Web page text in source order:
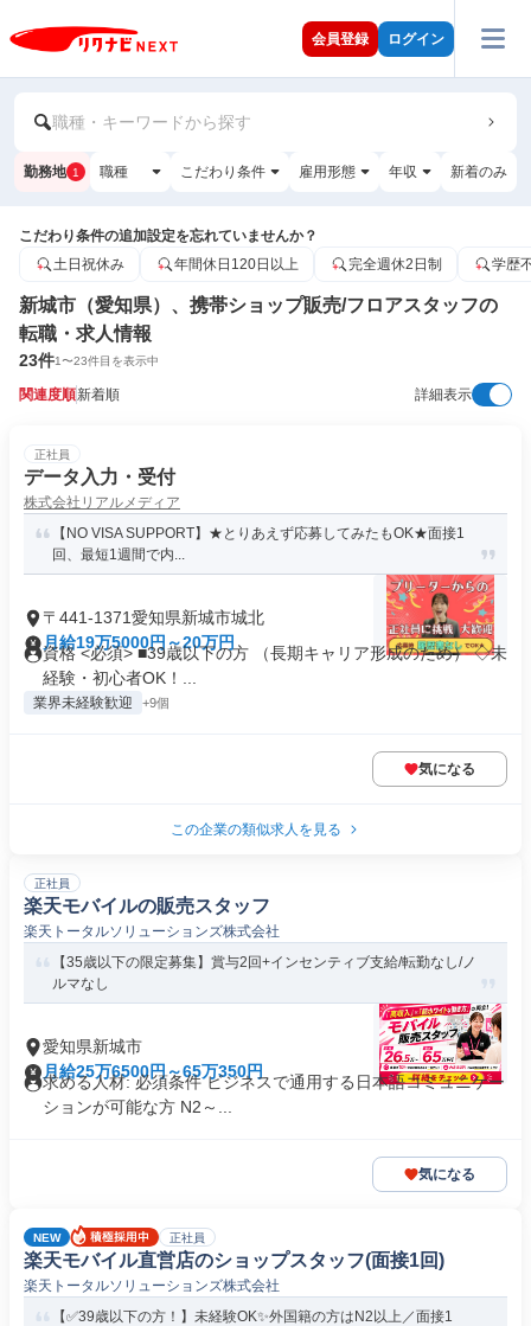
会員登録 ログイン
職種・キーワードから探す
勤務地 1 職種 こだわり条件 雇用形態 年収 新着のみ
こだわり条件の追加設定を忘れていませんか？
土日祝休み
年間休日120日以上 完全週休2日制 学歴
新城市（愛知県）、携帯ショップ販売/フロアスタッフの
転職・求人情報
23件1〜23件目を表示中
関連度順新着順 詳細表示
正社員
データ入力・受付
株式会社リアルメディア
【NO VISA SUPPORT】★とりあえず応募してみたもOK★面接1
回、最短1週間で内...
〒441-1371愛知県新城市城北
月給19万5000円～20万円
資格 <必須> ■39歳以下の方 （長期キャリア形成のため） ◇未
経験・初心者OK！...
業界未経験歓迎 +9個
気になる
この企業の類似求人を見る
正社員
楽天モバイルの販売スタッフ
楽天トータルソリューションズ株式会社
【35歳以下の限定募集】賞与2回+インセンティブ支給/転勤なし/ノ
ルマなし
愛知県新城市
月給25万6500円～65万350円
求める人材: 必須条件 ビジネスで通用する日本語コミュニケー
ションが可能な方 N2～...
気になる
NEW 正社員
楽天モバイル直営店のショップスタッフ(面接1回)
楽天トータルソリューションズ株式会社
【✅39歳以下の方！】未経験OK✨外国籍の方はN2以上／面接1